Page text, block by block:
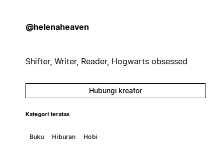
@helenaheaven
Shifter, Writer, Reader, Hogwarts obsessed
Hubungi kreator
Kategori teratas
Buku Hiburan Hobi